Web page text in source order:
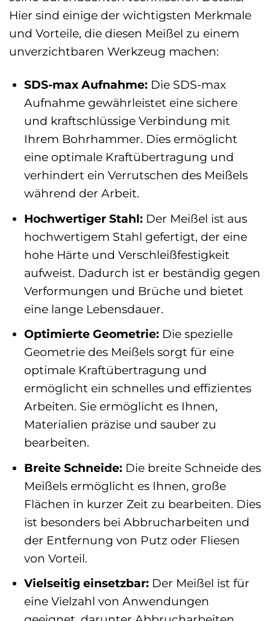
Hier sind einige der wichtigsten Merkmale
und Vorteile, die diesen Meißel zu einem
unverzichtbaren Werkzeug machen:
SDS-max Aufnahme:Die SDS-max
Aufnahme gewährleistet eine sichere
und kraftschlüssige Verbindung mit
Ihrem Bohrhammer. Dies ermöglicht
eine optimale Kraftübertragung und
verhindert ein Verrutschen des Meißels
während der Arbeit.
Hochwertiger Stahl:Der Meißel ist aus
hochwertigem Stahl gefertigt, der eine
hohe Härte und Verschleißfestigkeit
aufweist. Dadurch ist er beständig gegen
Verformungen und Brüche und bietet
eine lange Lebensdauer.
Optimierte Geometrie:Die spezielle
Geometrie des Meißels sorgt für eine
optimale Kraftübertragung und
ermöglicht ein schnelles und effizientes
Arbeiten. Sie ermöglicht es Ihnen,
Materialien präzise und sauber zu
bearbeiten.
Breite Schneide:Die breite Schneide des
Meißels ermöglicht es Ihnen, große
Flächen in kurzer Zeit zu bearbeiten. Dies
ist besonders bei Abbrucharbeiten und
der Entfernung von Putz oder Fliesen
von Vorteil.
Vielseitig einsetzbar:Der Meißel ist für
eine Vielzahl von Anwendungen